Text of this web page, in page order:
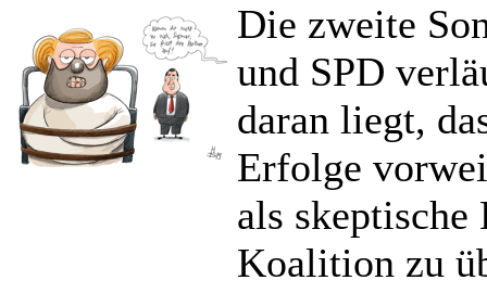
Die zweite
und SPD
daran liegt,
Erfolge
als skeptische
Koalition zu